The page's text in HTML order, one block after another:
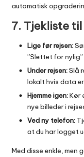
automatisk
7. Tjekliste
Lige før rejsen:
”Slettet for
Under rejsen:Slå
lokalt hvis data
Hjemme igen:Kør
nye billeder i
Ved ny telefon:
at du har logget
Med disse enkle, men